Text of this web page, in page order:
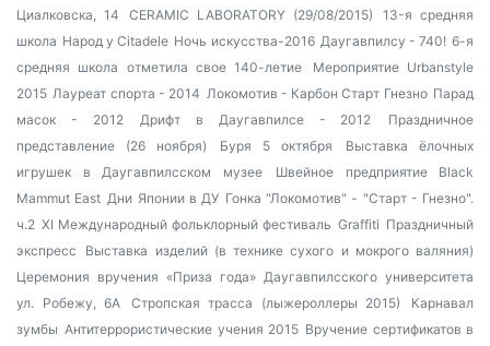
Циалковска, 14
CERAMIC LABORATORY (29/08/2015)
13-я средняя
школа Народ у Citadele Ночь искусства-2016 Даугавпилсу - 740! 6-я
средняя школа отметила свое 140-летие
Мероприятие Urbanstyle
2015 Лауреат спорта - 2014 Локомотив - Карбон Старт Гнезно Парад
масок - 2012
Дрифт в Даугавпилсе - 2012
Праздничное
представление (26 ноября)
Буря 5 октября
Выставка ёлочных
игрушек в Даугавпилсском музее
Швейное предприятие Black
Mammut East Дни Японии в ДУ Гонка "Локомотив" - "Старт - Гнезно".
ч.2 XI Международный фольклорный фестиваль Graffiti Праздничный
экспресс
Выставка изделий (в технике сухого и мокрого валяния)
Церемония вручения «Приза года» Даугавпилсского университета
ул. Робежу, 6А
Стропская трасса (лыжероллеры 2015)
Карнавал
зумбы Антитеррористические учения 2015 Вручение сертификатов в